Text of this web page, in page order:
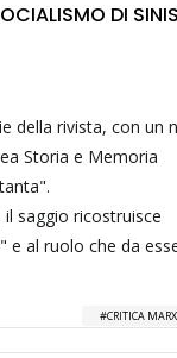
DI
della rivista, con un
Storia e Memoria
saggio ricostruisce
e al ruolo che da
CRITICA